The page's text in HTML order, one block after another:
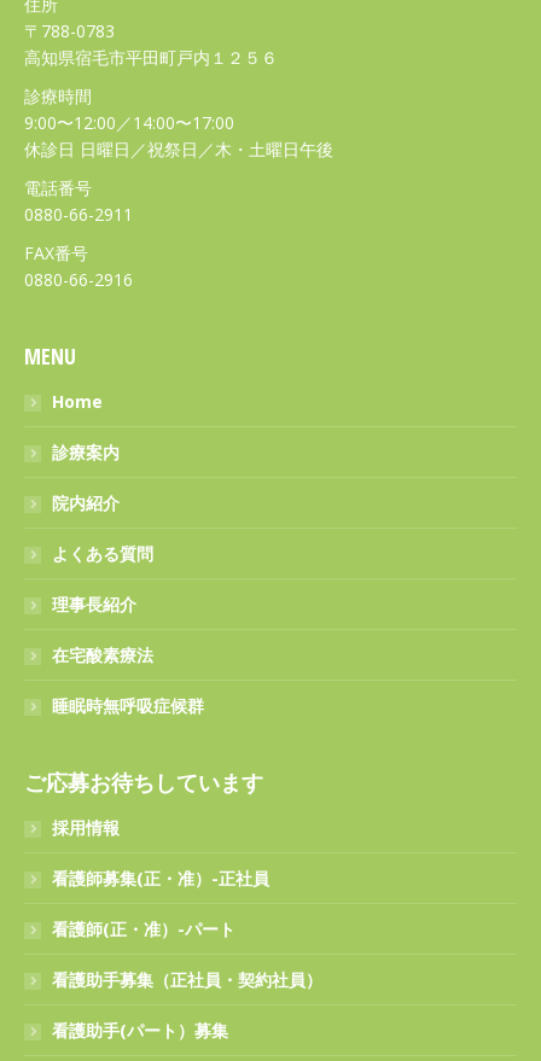
住所
〒788-0783
高知県宿毛市平田町戸内１２５６
診療時間
9:00〜12:00／14:00〜17:00
休診日 日曜日／祝祭日／木・土曜日午後
電話番号
0880-66-2911
FAX番号
0880-66-2916
MENU
Home
診療案内
院内紹介
よくある質問
理事長紹介
在宅酸素療法
睡眠時無呼吸症候群
ご応募お待ちしています
採用情報
看護師募集(正・准）-正社員
看護師(正・准）-パート
看護助手募集（正社員・契約社員）
看護助手(パート）募集